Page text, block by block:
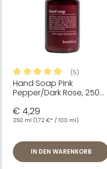
Durchschnittliche
(5)
Hand Soap Pink
Pepper/Dark Rose, 250
€ 4,29
250 ml (1,72 €* / 100 ml)
IN DEN WARENKORB